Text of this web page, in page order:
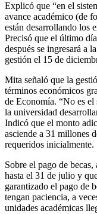
Explicó que “en el
avance académico (de
están desarrollando los
Precisó que el último
después se ingresará a
gestión el 15 de
Mita señaló que la
términos económicos
de Economía. “No es
la universidad
Indicó que el monto
asciende a 31 millones
requeridos inicialmente.
Sobre el pago de
hasta el 31 de julio y
garantizado el pago de
tengan paciencia, a
unidades académicas